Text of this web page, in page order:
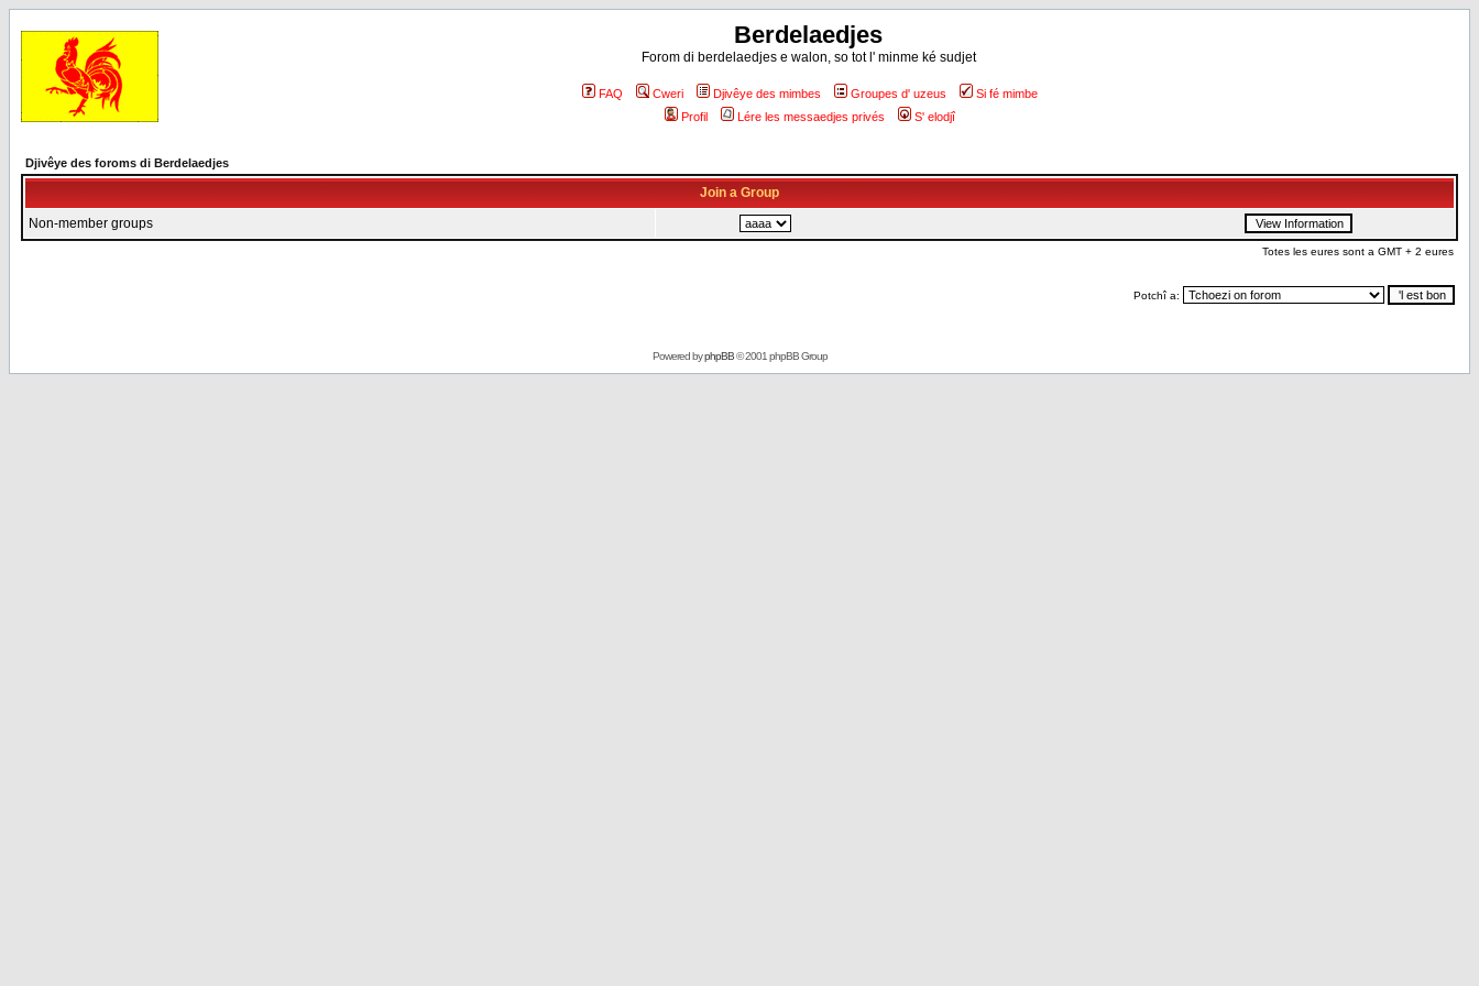
Berdelaedjes
Forom di berdelaedjes e walon, so tot l' minme ké sudjet
FAQ Cweri Djivêye des mimbes Groupes d' uzeus
Si fé mimbe
Profil
Lére les messaedjes privés S' elodjî
Djivêye des foroms di Berdelaedjes
Join a Group
Non-member groups
Totes les eures sont a GMT + 2 eures
Potchî a:
Powered byphpBB© 2001 phpBB Group